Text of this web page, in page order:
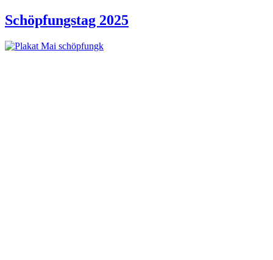
Schöpfungstag 2025